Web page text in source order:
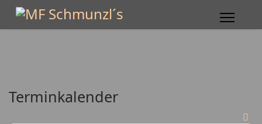
Terminkalender